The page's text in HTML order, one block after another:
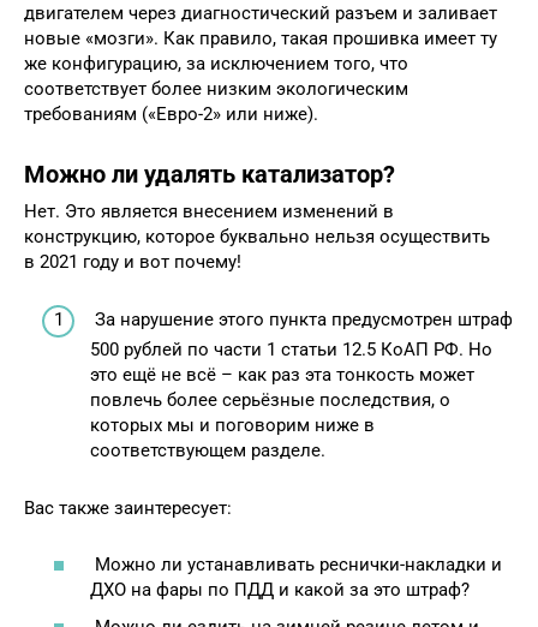
двигателем через диагностический разъем и заливает
новые «мозги». Как правило, такая прошивка имеет ту
же конфигурацию, за исключением того, что
соответствует более низким экологическим
требованиям («Евро-2» или ниже).
Можно ли удалять катализатор?
Нет. Это является внесением изменений в
конструкцию, которое буквально нельзя осуществить
в 2021 году и вот почему!
За нарушение этого пункта предусмотрен штраф
500 рублей по части 1 статьи 12.5 КоАП РФ. Но
это ещё не всё – как раз эта тонкость может
повлечь более серьёзные последствия, о
которых мы и поговорим ниже в
соответствующем разделе.
Вас также заинтересует:
Можно ли устанавливать реснички-накладки и
ДХО на фары по ПДД и какой за это штраф?